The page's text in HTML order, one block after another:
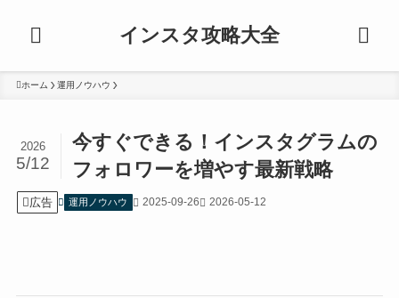
インスタ攻略大全
ホーム 運用ノウハウ
今すぐできる！インスタグラムの
フォロワーを増やす最新戦略
2026
5/12
広告 運用ノウハウ 2025-09-26 2026-05-12